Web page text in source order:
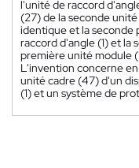
l'unité de raccord
(27) de la seconde
identique et la seconde
raccord d'angle (1) et la
première unité module
L'invention concerne
unité cadre (47) d'un
(1) et un système de